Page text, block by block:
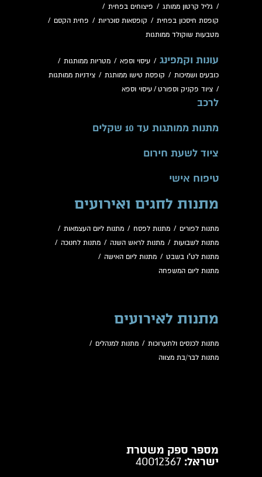
/ גליל קרטון ממותג / פיצוחים בפחית /
קופסת חיסכון בפחית / קופסאות סוכריות / פחית הקסם /
מטבעות שוקולד ממותגות
עונות וקמפינג / עיסוי וספא / מטריות ממותגות /
כובעים ושמיכות / קופסת טישו ממותגת / צידניות ממותגות
/ ציוד פקניק וספורט / עיסוי וספא
לרכב
מתנות ממותגות עד 10 שקלים
ציוד לשעת חירום
טיפוח אישי
מתנות לחגים ואירועים
מתנות לפורים / מתנות לפסח / מתנות ליום העצמאות /
מתנות לשבועות / מתנות לראש השנה / מתנות לחנוכה /
מתנות לט"ו בשבט / מתנות ליום האישה /
מתנות ליום המשפחה
מתנות לאירועים
מתנות לכנסים ולתערוכות / מתנות למנהלים /
מתנות לבר/בת מצווה
מספר ספק משטרת
ישראל: